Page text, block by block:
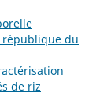
république du
de riz